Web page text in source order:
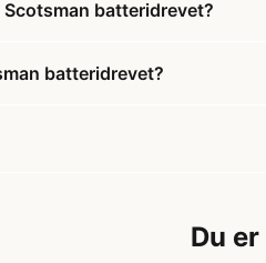
batteridrevet?
batteridrevet?
Du